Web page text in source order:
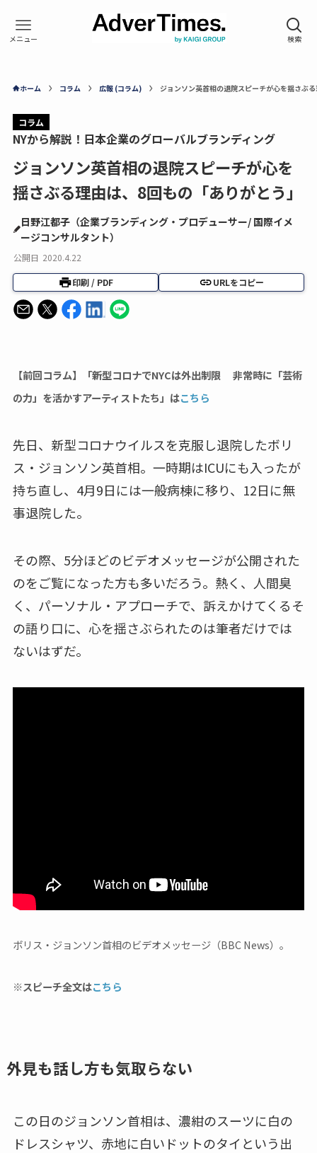
ホーム コラム 広報 (コラム) ジョンソン英首相の退院スピーチが心を揺さぶ
コラム
NYから解説！日本企業のグローバルブランディング
ジョンソン英首相の退院スピーチが心を
揺さぶる理由は、8回もの「ありがとう」
日野江都子（企業ブランディング・プロデューサー/ 国際イメ
ージコンサルタント）
公開日 2020.4.22
印刷 / PDF URLをコピー
【前回コラム】「新型コロナでNYCは外出制限 非常時に「芸術
の力」を活かすアーティストたち」はこちら
先日、新型コロナウイルスを克服し退院したボリ
ス・ジョンソン英首相。一時期はICUにも入ったが
持ち直し、4月9日には一般病棟に移り、12日に無
事退院した。
その際、5分ほどのビデオメッセージが公開された
のをご覧になった方も多いだろう。熱く、人間臭
く、パーソナル・アプローチで、訴えかけてくるそ
の語り口に、心を揺さぶられたのは筆者だけでは
ないはずだ。
ボリス・ジョンソン首相のビデオメッセージ（BBC News）。
※スピーチ全文はこちら
外見も話し方も気取らない
この日のジョンソン首相は、濃紺のスーツに白の
ドレスシャツ、赤地に白いドットのタイという出